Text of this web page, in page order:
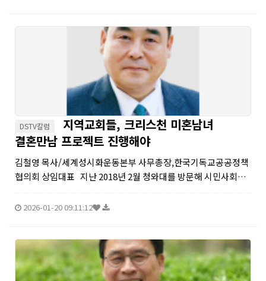
DSTV칼럼
지역교회들, 크리스천 미혼남녀
결혼만남 프로젝트 진행해야
김철영 목사/세계성시화운동본부 사무총장,한국기독교공공정책
협의회 상임대표 지난 2018년 2월 청와대를 방문해 시민사회수
산 극복을 위한 활동을 시작했다. 그동안 지방자치단체장들과 정
2026-01-20 09:11:12